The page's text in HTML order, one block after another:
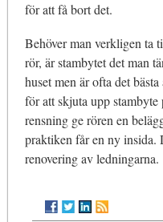
för att få bort det.
Behöver man verkligen ta
rör, är stambytet det man
huset men är ofta det
för att skjuta upp
rensning ge rören en
praktiken får en ny insida.
renovering av ledningarna.